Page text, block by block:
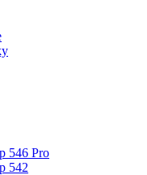
546 Pro
542